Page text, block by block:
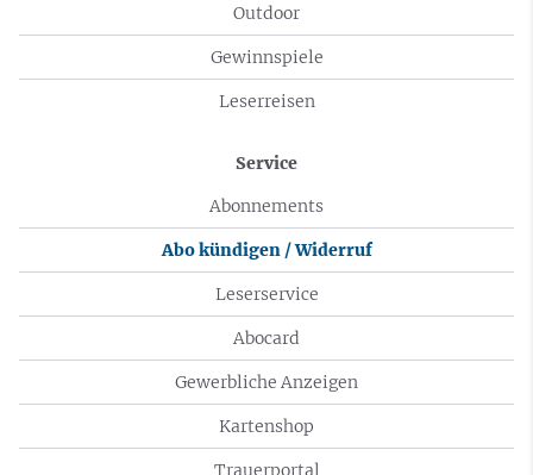
Outdoor
Gewinnspiele
Leserreisen
Service
Abonnements
Abo kündigen / Widerruf
Leserservice
Abocard
Gewerbliche Anzeigen
Kartenshop
Trauerportal